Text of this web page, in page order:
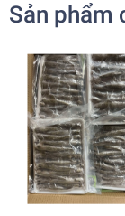
Sản phẩm